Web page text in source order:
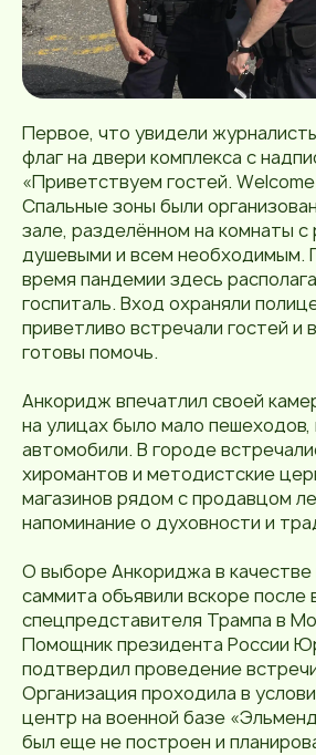
Первое, что увидели
флаг на двери комплекса с
«Приветствуем гостей.
Спальные зоны были
зале, разделённом на комнаты с
душевыми и всем необходимым.
время пандемии здесь
госпиталь. Вход охраняли
приветливо встречали гостей и
готовы помочь.
Анкоридж впечатлил своей
на улицах было мало
автомобили. В городе
хиромантов и методистские
магазинов рядом с продавцом
напоминание о духовности и
О выборе Анкориджа в
саммита объявили вскоре после
спецпредставителя Трампа в
Помощник президента России
подтвердил проведение
Организация проходила в
центр на военной базе
был еще не построен и